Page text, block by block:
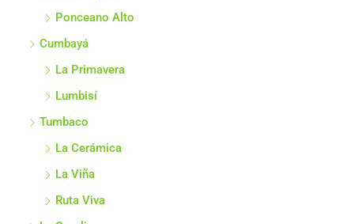
Ponceano Alto
Cumbayá
La Primavera
Lumbisí
Tumbaco
La Cerámica
La Viña
Ruta Viva